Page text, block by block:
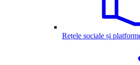
Rețele sociale și